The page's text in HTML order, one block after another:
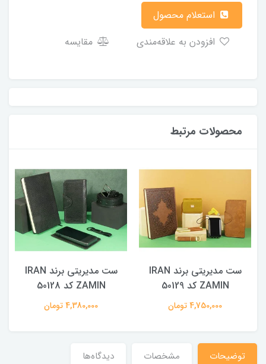
مقایسه
محصولات مرتبط
ست مدیریتی برند IRAN
ZAMIN کد 50129
4,750,000 تومان
ست مدیریتی برند IRAN
ZAMIN کد 50128
4,380,000 تومان
توضیحات مشخصات دیدگاه‌ها